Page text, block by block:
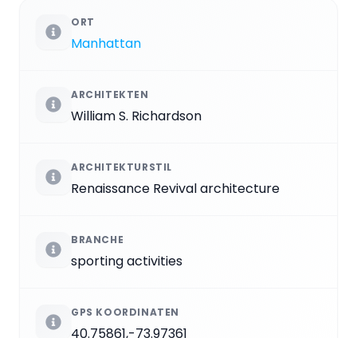
ORT
Manhattan
ARCHITEKTEN
William S. Richardson
ARCHITEKTURSTIL
Renaissance Revival architecture
BRANCHE
sporting activities
GPS KOORDINATEN
40.75861,-73.97361